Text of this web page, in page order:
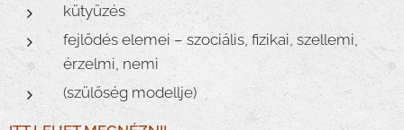
kütyüzés
fejlődés elemei – szociális, fizikai, szellemi,
érzelmi, nemi
(szülőség modellje)